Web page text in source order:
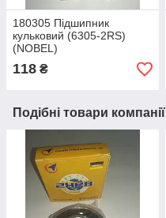
180305 Підшипник
кульковий (6305-2RS)
(NOBEL)
118 ₴
Подібні товари компанії